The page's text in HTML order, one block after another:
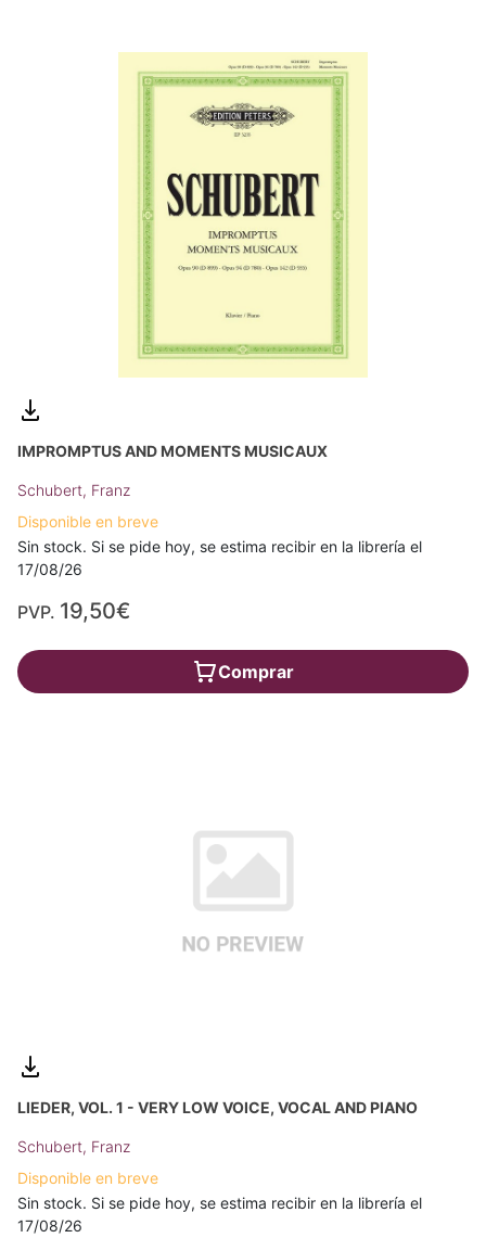
IMPROMPTUS AND MOMENTS MUSICAUX
Schubert, Franz
Disponible en breve
Sin stock. Si se pide hoy, se estima recibir en la librería el
17/08/26
PVP. 19,50€
Comprar
LIEDER, VOL. 1 - VERY LOW VOICE, VOCAL AND PIANO
Schubert, Franz
Disponible en breve
Sin stock. Si se pide hoy, se estima recibir en la librería el
17/08/26